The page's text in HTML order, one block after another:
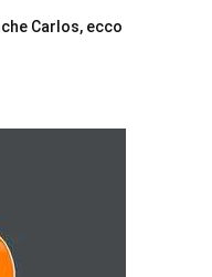
Carlos, ecco